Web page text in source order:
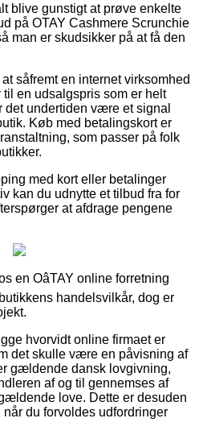
blive gunstigt at prøve enkelte
på OTAY Cashmere Scrunchie
man er skudsikker på at få den
såfremt en internet virksomhed
en udsalgspris som er helt
det undertiden være et signal
Køb med betalingskort er
som passer på folk
med kort eller betalinger
kan du udnytte et tilbud fra for
at afdrage pengene
en OâTAY online forretning
handelsvilkår, dog er
hvorvidt online firmaet er
det skulle være en påvisning af
gældende dansk lovgivning,
af og til gennemses af
love. Dette er desuden
du forvoldes udfordringer